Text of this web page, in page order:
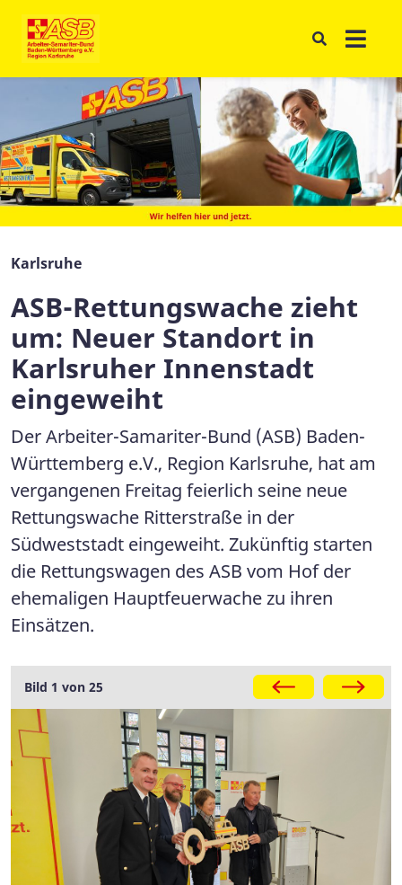
Karlsruhe
ASB-Rettungswache zieht
um: Neuer Standort in
Karlsruher Innenstadt
eingeweiht
Der Arbeiter-Samariter-Bund (ASB) Baden-
Württemberg e.V., Region Karlsruhe, hat am
vergangenen Freitag feierlich seine neue
Rettungswache Ritterstraße in der
Südweststadt eingeweiht. Zukünftig starten
die Rettungswagen des ASB vom Hof der
ehemaligen Hauptfeuerwache zu ihren
Einsätzen.
Galerie
Bild 1 von 25